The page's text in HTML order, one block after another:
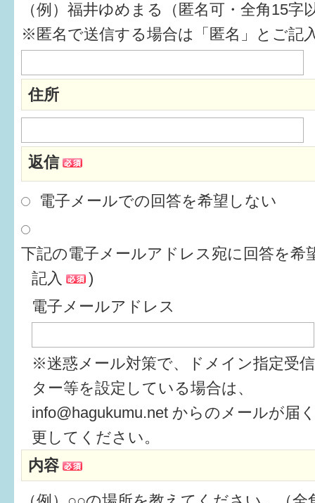
（例）福井ゆめまる（匿名可・全角15字
※匿名で送信する場合は「匿名」とご記
住所
返信
電子メールでの回答を希望しない
下記の電子メールアドレス宛に回答を希
記入
)
電子メールアドレス
※迷惑メール対策で、ドメイン指定受
ター等を設定している場合は、
info@hagukumu.net からのメールが届
更してください。
内容
子どもを預けたい
入園・入学
相談したい
さまざまな支援
子育てカレンダー
妊娠
3か月〜6か月
6か月〜1歳
1歳〜3歳
3歳〜就学前
就学後〜
子育てマップ
イベントレポート